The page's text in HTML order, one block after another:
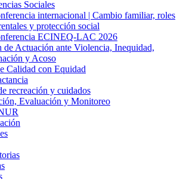
Sociales
internacional | Cambio familiar, roles
y protección social
ECINEQ-LAC 2026
de Actuación ante Violencia, Inequidad,
y Acoso
Calidad con Equidad
recreación y cuidados
Evaluación y Monitoreo